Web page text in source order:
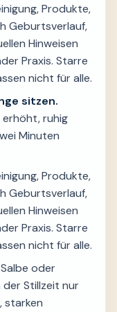
Produkte,
Geburtsverlauf,
Hinweisen
Praxis. Starre
nicht für alle.
sitzen.
ruhig
Minuten
Produkte,
Geburtsverlauf,
Hinweisen
Praxis. Starre
nicht für alle.
oder
der Stillzeit nur
starken